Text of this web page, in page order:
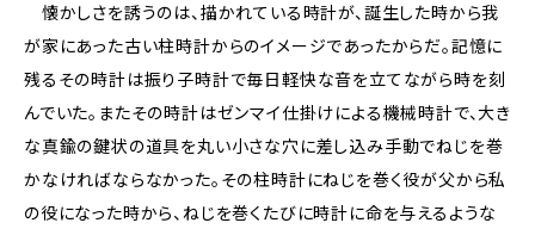
懐かしさを誘うのは、描かれている時計が、誕生した時から我
が家にあった古い柱時計からのイメージであったからだ。記憶に
残るその時計は振り子時計で毎日軽快な音を立てながら時を刻
んでいた。またその時計はゼンマイ仕掛けによる機械時計で、大き
な真鍮の鍵状の道具を丸い小さな穴に差し込み手動でねじを巻
かなければならなかった。その柱時計にねじを巻く役が父から私
の役になった時から、ねじを巻くたびに時計に命を与えるような